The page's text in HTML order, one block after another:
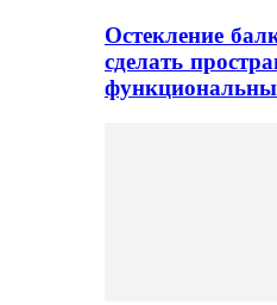
Остекление
сделать